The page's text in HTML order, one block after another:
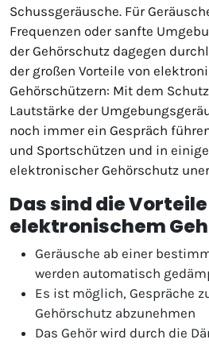
Schussgeräusche. Für
Frequenzen oder sanfte
der Gehörschutz dagegen
der großen Vorteile von
Gehörschützern: Mit dem
Lautstärke der
noch immer ein Gespräch
und Sportschützen und in
elektronischer Gehörschutz
Das sind die
elektronischem
Geräusche ab einer
werden automatisch
Es ist möglich, Gespräche
Gehörschutz abzunehmen
Das Gehör wird durch die